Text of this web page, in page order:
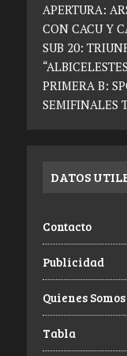
APERTURA:
CON CACU Y
SUB 20:
PRIMERA B:
SEMIFINALES
DATOS
Contacto
Publicidad
Quienes Somos
Tabla